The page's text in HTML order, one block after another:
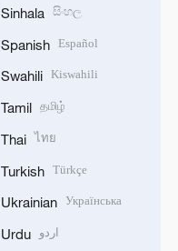
Sinhala සිංහල
Spanish Español
Swahili Kiswahili
Tamil தமிழ்
Thai ไทย
Turkish Türkçe
Ukrainian Українська
Urdu اردو